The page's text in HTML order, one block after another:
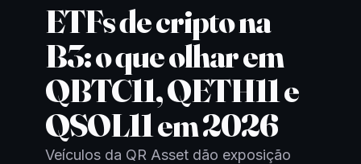
ETFs de cripto na
B3: o que olhar em
QBTC11, QETH11 e
QSOL11 em 2026
Veículos da QR Asset dão exposição